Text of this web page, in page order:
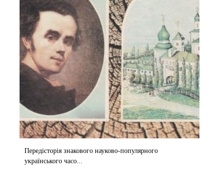
Передісторія знакового науково-популярного
українського часо...